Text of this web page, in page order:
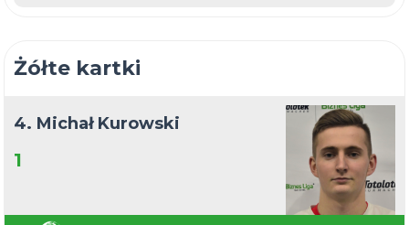
Żółte kartki
4. Michał Kurowski
1